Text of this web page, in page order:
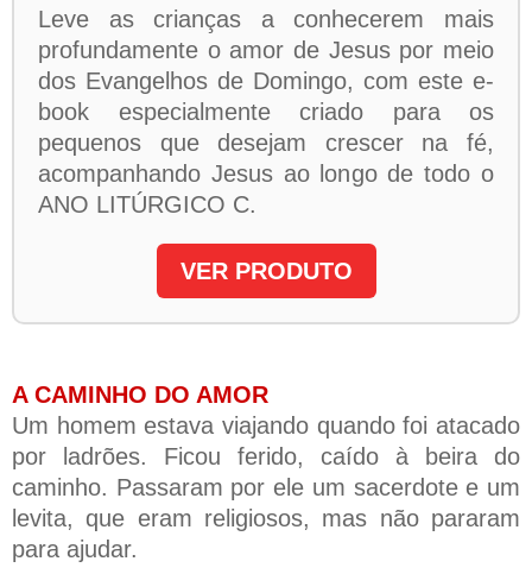
Leve as crianças a conhecerem mais
profundamente o amor de Jesus por meio
dos Evangelhos de Domingo, com este e-
book especialmente criado para os
pequenos que desejam crescer na fé,
acompanhando Jesus ao longo de todo o
ANO LITÚRGICO C.
VER PRODUTO
A CAMINHO DO AMOR
Um homem estava viajando quando foi atacado
por ladrões. Ficou ferido, caído à beira do
caminho. Passaram por ele um sacerdote e um
levita, que eram religiosos, mas não pararam
para ajudar.